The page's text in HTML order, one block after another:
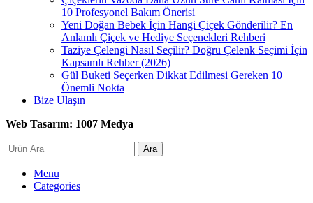
10 Profesyonel Bakım Önerisi
Yeni Doğan Bebek İçin Hangi Çiçek Gönderilir? En
Anlamlı Çiçek ve Hediye Seçenekleri Rehberi
Taziye Çelengi Nasıl Seçilir? Doğru Çelenk Seçimi İçin
Kapsamlı Rehber (2026)
Gül Buketi Seçerken Dikkat Edilmesi Gereken 10
Önemli Nokta
Bize Ulaşın
Web Tasarım: 1007 Medya
Ara
Menu
Categories